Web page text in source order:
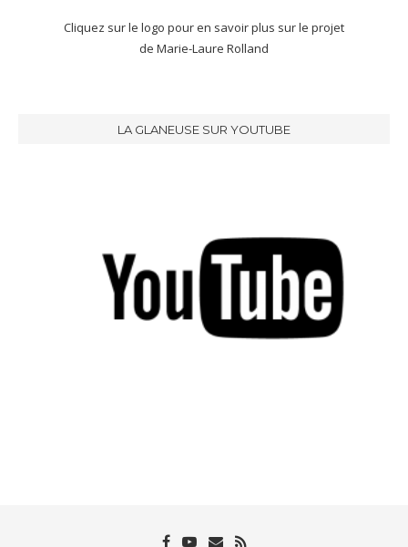
Cliquez sur le logo pour en savoir plus sur le projet
de Marie-Laure Rolland
LA GLANEUSE SUR YOUTUBE